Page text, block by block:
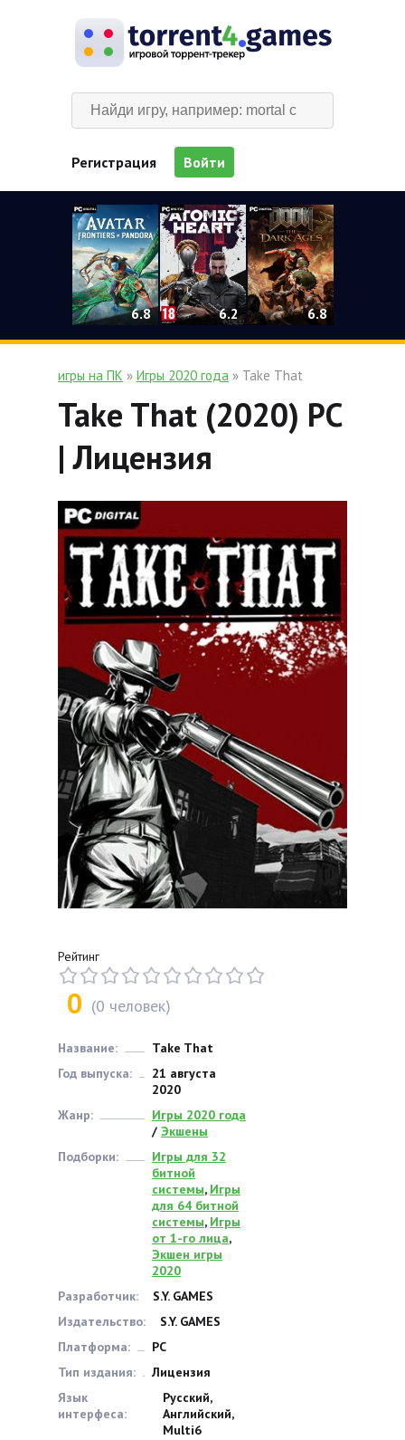
Регистрация Войти
6.8 6.2 6.8
игры на ПК » Игры 2020 года » Take That
Take That (2020) PC
| Лицензия
Рейтинг
0 (0 человек)
Название:
Take That
Год выпуска:
21 августа
2020
Жанр:
Игры 2020 года
/ Экшены
Подборки:
Игры для 32
битной
системы, Игры
для 64 битной
системы, Игры
от 1-го лица,
Экшен игры
2020
Разработчик:
S.Y. GAMES
Издательство:
S.Y. GAMES
Платформа:
PC
Тип издания:
Лицензия
Язык
интерфеса:
Русский,
Английский,
Multi6